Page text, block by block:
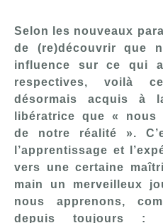
Selon les nouveaux
de (re)découvrir que
influence sur ce qui
respectives, voilà
désormais acquis à
libératrice que « nous
de notre réalité ».
l’apprentissage et
vers une certaine
main un merveilleux
nous apprenons,
depuis toujours :